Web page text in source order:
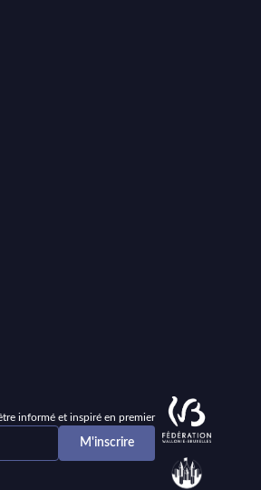
informé et inspiré en premier